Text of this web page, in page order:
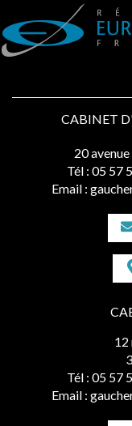
CABINET
20
Tél : 05 57
Email :
12
Tél : 05 57
Email :